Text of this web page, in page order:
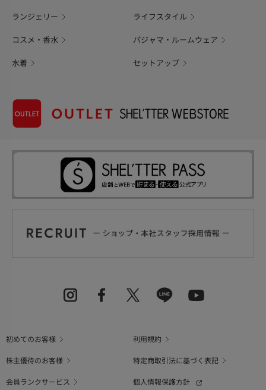
ランジェリー ライフスタイル
コスメ・香水 パジャマ・ルームウェア
水着 セットアップ
初めてのお客様
利用規約
株主優待のお客様
特定商取引法に基づく表記
会員ランクサービス
個人情報保護方針